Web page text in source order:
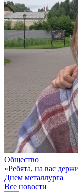
Общество
«Ребята, на вас
Днем металлурга
Все новости